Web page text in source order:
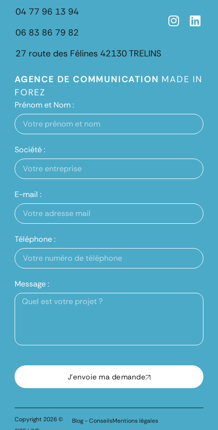
04 77 96 13 94
06 83 86 79 82
27 route des Félines 42130 TRELINS
AGENCE DE COMMUNICATION MADE IN
FOREZ
Prénom et Nom :
Société :
E-mail :
Téléphone :
Message :
J'envoie ma demande
Copyright 2026 ©
Blog - ConseilsMentions légales